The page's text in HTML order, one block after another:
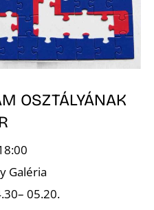
OSZTÁLYÁNAK
Galéria
05.20.